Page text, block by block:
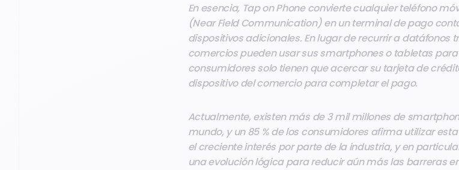
En esencia, Tap on Phone convierte cualquier teléfono
(Near Field Communication) en un terminal de pago
dispositivos adicionales. En lugar de recurrir a datáfonos
comercios pueden usar sus smartphones o tabletas
consumidores solo tienen que acercar su tarjeta de
dispositivo del comercio para completar el pago.
Actualmente, existen más de 3 mil millones de
mundo, y un 85 % de los consumidores afirma utilizar
el creciente interés por parte de la industria, y en
una evolución lógica para reducir aún más las barreras